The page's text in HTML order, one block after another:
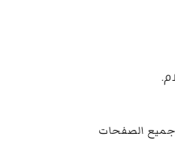
جميع الصفحات